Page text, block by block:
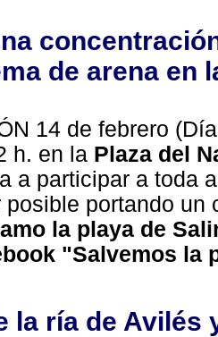
de arena en
14 de febrero
h. en la Plaza del
a participar a toda
portando un
la playa de
"Salvemos la
la ría de Avilés